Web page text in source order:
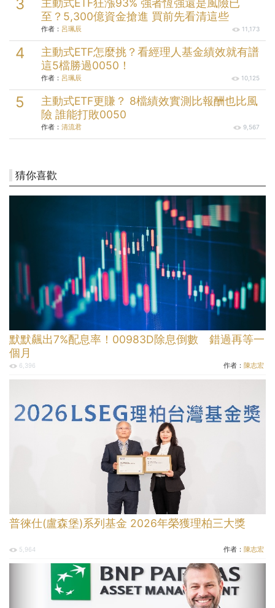
至？5,300億資金搶進 買前先看清這些
作者： 呂珮辰 11,173
主動式ETF怎麼挑？看經理人基金績效就有譜
這5檔勝過0050！
作者： 呂珮辰 10,125
主動式ETF更賺？ 8檔績效實測比報酬也比風
險 誰能打敗0050
作者： 清流君 9,567
猜你喜歡
默默飆出7%配息率！00983D除息倒數 錯過再等一
個月
6,396 作者： 陳志宏
普徠仕(盧森堡)系列基金 2026年榮獲理柏三大獎
5,964 作者： 陳志宏